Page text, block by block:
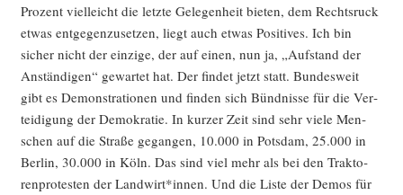
Pro­zent viel­leicht die letz­te Gele­gen­heit bie­ten, dem Rechts­ruck
etwas ent­ge­gen­zu­set­zen, liegt auch etwas Posi­ti­ves. Ich bin
sicher nicht der ein­zi­ge, der auf einen, nun ja, „Auf­stand der
Anstän­di­gen“ gewar­tet hat. Der fin­det jetzt statt. Bun­des­weit
gibt es Demons­tra­tio­nen und fin­den sich Bünd­nis­se für die Ver­
tei­di­gung der Demo­kra­tie. In kur­zer Zeit sind sehr vie­le Men­
schen auf die Stra­ße gegan­gen, 10.000 in Pots­dam, 25.000 in
Ber­lin, 30.000 in Köln. Das sind viel mehr als bei den Trak­to­
ren­pro­tes­ten der Landwirt*innen. Und die Lis­te der Demos für